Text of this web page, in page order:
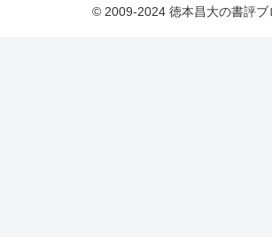
© 2009-2024 徳本昌大の書評ブ